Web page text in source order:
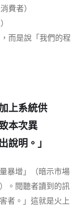
費者）
而是說「我們的程
上系統供
本次異
說明。」
暴增」（暗示市場
。閱聽者讀到的訊
者。」這就是火上